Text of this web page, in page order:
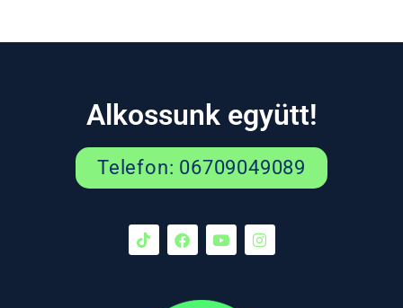
Alkossunk együtt!
Telefon: 06709049089